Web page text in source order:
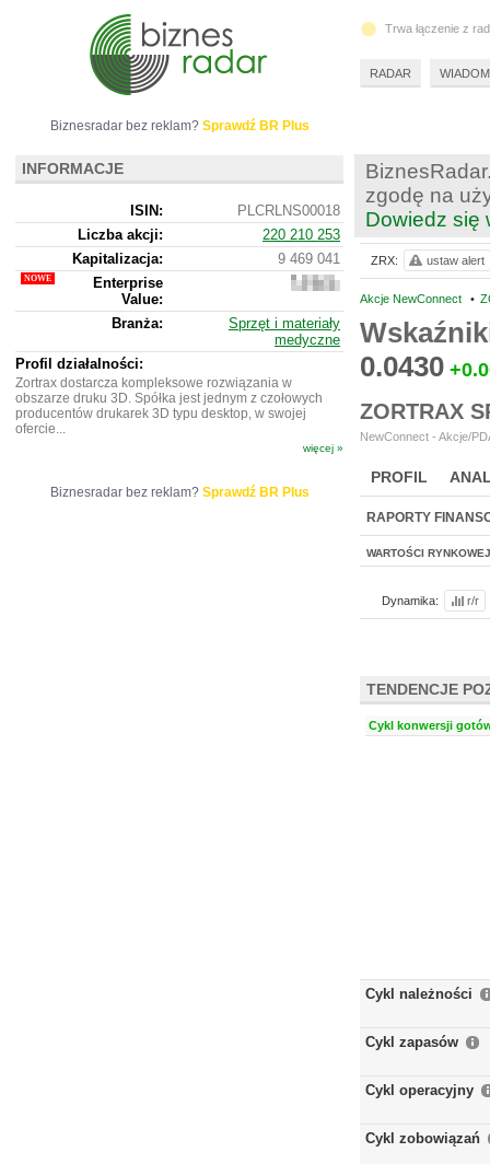
zgodę na
Dowiedz się
Akcje NewConnect •
0.0430
ZORTRAX
NewConnect - Akcje/
PROFIL
BR LAB
RAPORTY
WARTOŚCI RYNKOWEJ
Dynamika: r/r
TENDENCJE
Cykl konwersji
Cykl należności
Cykl zapasów
Cykl operacyjny
Cykl zobowiązań
ZRX: ustaw alert
Biznesradar bez reklam? Sprawdź BR Plus
INFORMACJE
ISIN:
PLCRLNS00018
Liczba akcji:
220 210 253
Kapitalizacja:
9 469 041
Enterprise
Value:
9
041
Branża:
Sprzęt i materiały
medyczne
Profil działalności:
Zortrax dostarcza kompleksowe rozwiązania w
obszarze druku 3D. Spółka jest jednym z czołowych
producentów drukarek 3D typu desktop, w swojej
ofercie...
więcej »
Biznesradar bez reklam? Sprawdź BR Plus
Trwa łączenie z
RADAR